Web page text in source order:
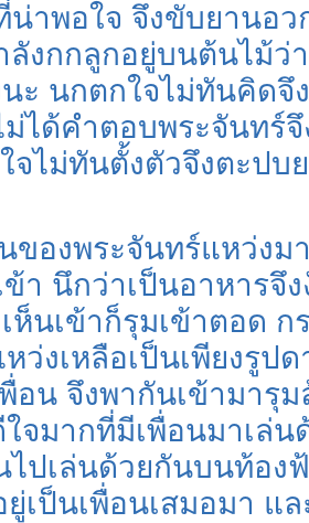
าพอใจ จึงขับยานอว
งกกลูกอยู่บนต้นไม้ว่
ะ นกตกใจไม่ทันคิดจึ
ม่ได้คำตอบพระจันทร์
จไม่ทันตั้งตัวจึงตะปบ
ของพระจันทร์แหว่ง
ข้า นึกว่าเป็นอาหารจึ
ห็นเข้าก็รุมเข้าตอด ก
ว่งเหลือเป็นเพียงรูป
อน จึงพากันเข้ามารุ
จมากที่มีเพื่อนมาเล่น
ไปเล่นด้วยกันบนท้อง
เป็นเพื่อนเสมอมา แล